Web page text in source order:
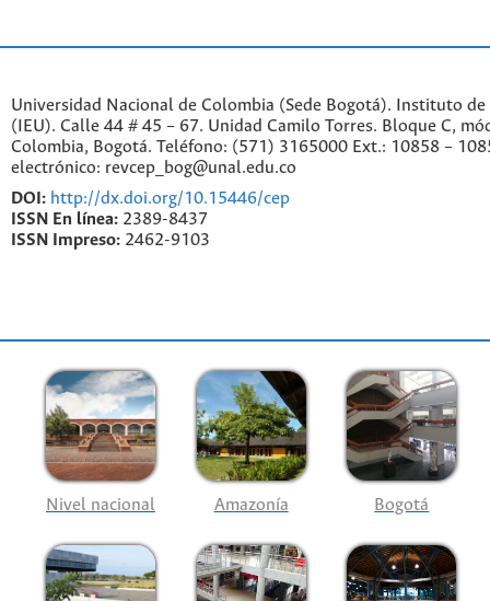
Universidad Nacional de Colombia (Sede Bogotá). Instituto
(IEU). Calle 44 # 45 – 67. Unidad Camilo Torres. Bloque C,
Colombia, Bogotá. Teléfono: (571) 3165000 Ext.: 10858 –
electrónico: revcep_bog@unal.edu.co
DOI: http://dx.doi.org/10.15446/cep
ISSN En línea: 2389-8437
ISSN Impreso: 2462-9103
Nivel nacional Amazonía Bogotá